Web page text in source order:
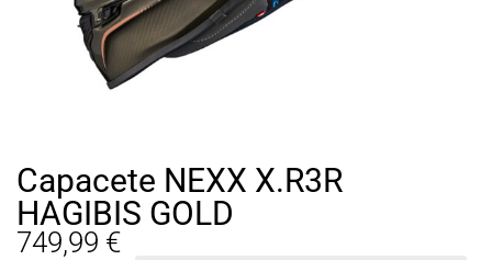
Capacete NEXX X.R3R
HAGIBIS GOLD
749,99 €